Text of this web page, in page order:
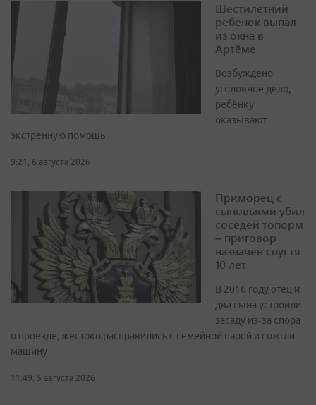
Шестилетний
ребенок выпал
из окна в
Артёме
Возбуждено
уголовное дело,
ребёнку
оказывают
экстренную помощь
9:21, 6 августа 2026
Приморец с
сыновьями убил
соседей топорм
– приговор
назначен спустя
10 лет
В 2016 году отец и
два сына устроили
засаду из‑за спора
о проезде, жестоко расправились с семейной парой и сожгли
машину
11:49, 5 августа 2026